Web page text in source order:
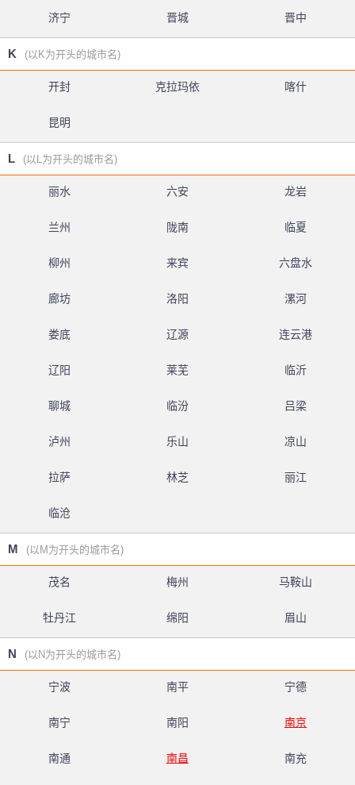
济宁 晋城 晋中
K (以K为开头的城市名)
开封 克拉玛依 喀什
昆明
L (以L为开头的城市名)
丽水 六安 龙岩
兰州 陇南 临夏
柳州 来宾 六盘水
廊坊 洛阳 漯河
娄底 辽源 连云港
辽阳 莱芜 临沂
聊城 临汾 吕梁
泸州 乐山 凉山
拉萨 林芝 丽江
临沧
M (以M为开头的城市名)
茂名 梅州 马鞍山
牡丹江 绵阳 眉山
N (以N为开头的城市名)
宁波 南平 宁德
南宁 南阳 南京
南通 南昌 南充